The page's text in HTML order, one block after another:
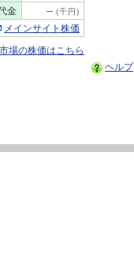
金 -- (千円)
メインサイト株価
場の株価はこちら
ヘルプ